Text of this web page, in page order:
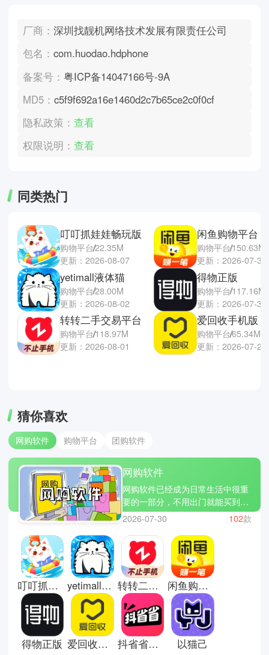
厂商：深圳找靓机网络技术发展有限责任公司
包名：com.huodao.hdphone
备案号：粤ICP备14047166号-9A
MD5：c5f9f692a16e1460d2c7b65ce2c0f0cf
隐私政策：查看
权限说明：查看
同类热门
叮叮抓娃娃畅玩版
购物平台22.35M
更新：2026-08-07
yetimall液体猫
购物平台28.00M
更新：2026-08-02
转转二手交易平台
购物平台118.97M
更新：2026-08-01
闲鱼购物平台
购物平台150.63M
更新：2026-07-30
得物正版
购物平台117.16M
更新：2026-07-30
爱回收手机版
购物平台65.34M
更新：2026-07-28
猜你喜欢
网购软件 购物平台 团购软件
网购软件
网购软件已经成为日常生活中很重
要的一部分，不用出门就能买到各
种生活用品、衣服、数码产品等。
只要打开手机搜索关键词，就能看
到大量商品对比价格和评价，挑选
过程更方便。很多平台还支持当天
或次日送达，让购物效率大幅提
升。同时也会经常推出优惠活动，
让用户在同样预算下买到更多东
西，逐渐改变了人们传统的消费方
式。这里有些网购软件推荐；淘
宝，天猫和得物。
2026-07-30 102款
叮叮抓娃娃畅玩版 yetimall液体猫 转转二手交易平台 闲鱼购物平台
得物正版 爱回收手机版 抖省省团购 以猫己